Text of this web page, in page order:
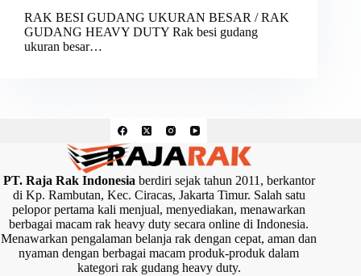
RAK BESI GUDANG UKURAN BESAR / RAK
GUDANG HEAVY DUTY Rak besi gudang
ukuran besar…
PT. Raja Rak Indonesiaberdiri sejak tahun 2011, berkantor
di Kp. Rambutan, Kec. Ciracas, Jakarta Timur. Salah satu
pelopor pertama kali menjual, menyediakan, menawarkan
berbagai macam rak heavy duty secara online di Indonesia.
Menawarkan pengalaman belanja rak dengan cepat, aman dan
nyaman dengan berbagai macam produk-produk dalam
kategori rak gudang heavy duty.